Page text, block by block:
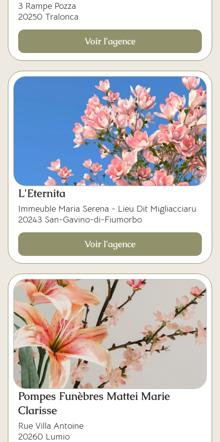
3 Rampe Pozza
20250 Tralonca
Voir l'agence
L'Eternita
Immeuble Maria Serena - Lieu Dit Migliacciaru
20243 San-Gavino-di-Fiumorbo
Voir l'agence
Pompes Funèbres Mattei Marie
Clarisse
Rue Villa Antoine
20260 Lumio